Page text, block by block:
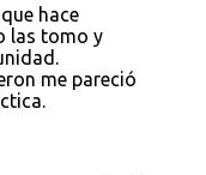
hace
las tomo y
me pareció